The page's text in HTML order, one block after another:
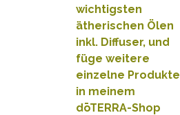
wichtigsten
ätherischen Ölen
inkl. Diffuser, und
füge weitere
einzelne Produkte
in meinem
dōTERRA-Shop